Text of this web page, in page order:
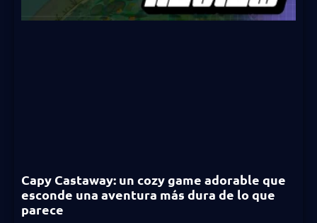
Capy Castaway: un cozy game adorable que
esconde una aventura más dura de lo que
parece